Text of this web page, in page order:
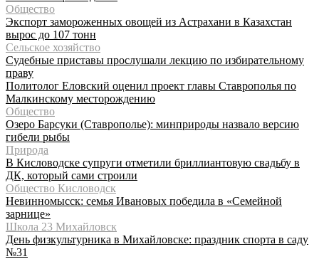
Общество
Экспорт замороженных овощей из Астрахани в Казахстан
вырос до 107 тонн
Сельское хозяйство
Судебные приставы прослушали лекцию по избирательному
праву
Политолог Еловский оценил проект главы Ставрополья по
Малкинскому месторождению
Общество
Озеро Барсуки (Ставрополье): минприроды назвало версию
гибели рыбы
Природа
В Кисловодске супруги отметили бриллиантовую свадьбу в
ДК, который сами строили
Общество Кисловодск
Невинномысск: семья Ивановых победила в «Семейной
зарнице»
Школа 23 Михайловск
День физкультурника в Михайловске: праздник спорта в саду
№31